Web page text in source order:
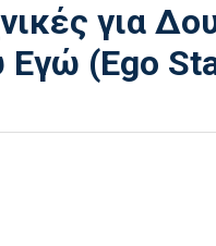
για
Εγώ (Ego